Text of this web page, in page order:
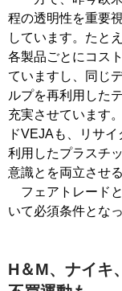
程の透明性を重要
しています。たと
各製品ごとにコス
ていますし、同じ
ルプを再利用した
充実させています
ドVEJAも、リサ
利用したプラスチ
意識とを両立させ
フェアトレード
いて必須条件とな
H＆M、ナイキ